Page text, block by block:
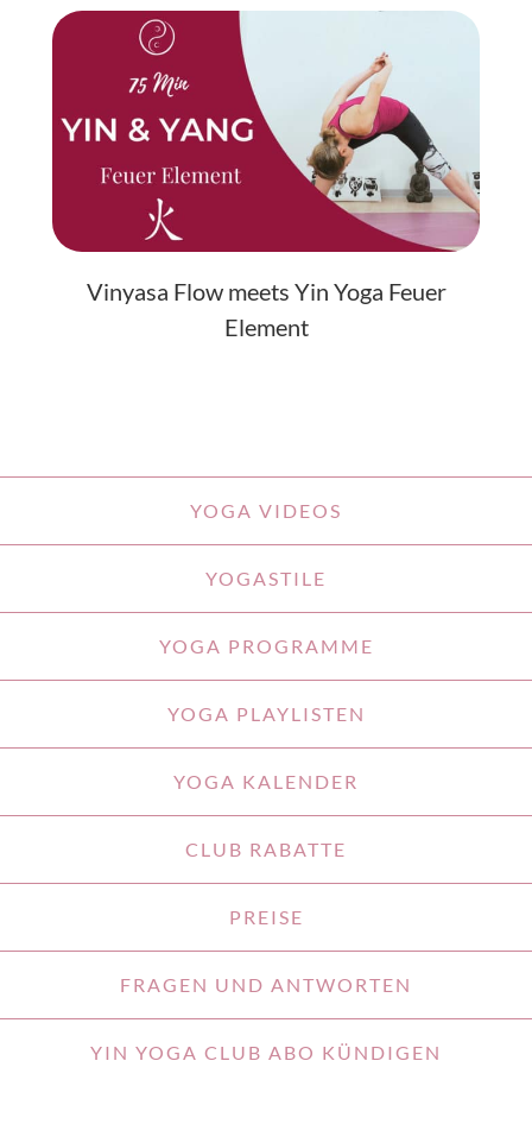
Vinyasa Flow meets Yin Yoga Feuer
Element
YOGA VIDEOS
YOGASTILE
YOGA PROGRAMME
YOGA PLAYLISTEN
YOGA KALENDER
CLUB RABATTE
PREISE
FRAGEN UND ANTWORTEN
YIN YOGA CLUB ABO KÜNDIGEN